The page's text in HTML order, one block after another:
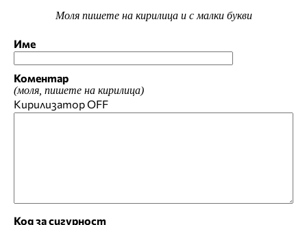
Моля пишете на кирилица и с малки букви
Име
Коментар
(моля, пишете на кирилица)
КирилизаторOFF
Код за сигурност